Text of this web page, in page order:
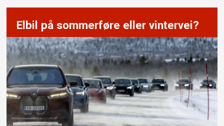
Elbil på sommerføre eller vintervei?